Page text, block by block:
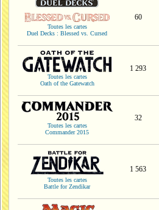
Toutes les cartes
Duel Decks : Blessed vs. Cursed
60
Toutes les cartes
Oath of the Gatewatch
1 293
Toutes les cartes
Commander 2015
32
Toutes les cartes
Battle for Zendikar
1 563